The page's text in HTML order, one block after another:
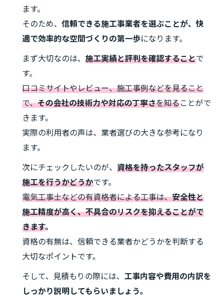
ます。
そのため、 信頼できる施工事業者を選ぶことが、快
適で効率的な空間づくりの第一歩になります。
まず大切なのは、 施工実績と評判を確認することで
す。
口コミサイトやレビュー、施工事例などを見ること
で、その会社の技術力や対応の丁寧さを知ることがで
きます。
実際の利用者の声は、業者選びの大きな参考になり
ます。
次にチェックしたいのが、 資格を持ったスタッフが
施工を行うかどうかです。
電気工事士などの有資格者による工事は、安全性と
施工精度が高く、不具合のリスクを抑えることがで
きます。
資格の有無は、信頼できる業者かどうかを判断する
大切なポイントです。
そして、見積もりの際には、 工事内容や費用の内訳を
しっかり説明してもらいましょう。